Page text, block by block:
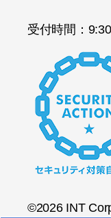
受付時間：
©2026 INT